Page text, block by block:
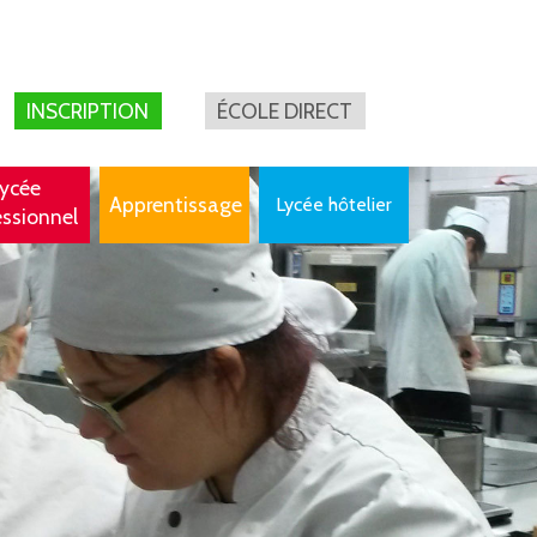
INSCRIPTION ÉCOLE DIRECT
Apprentissage Lycée hôtelier